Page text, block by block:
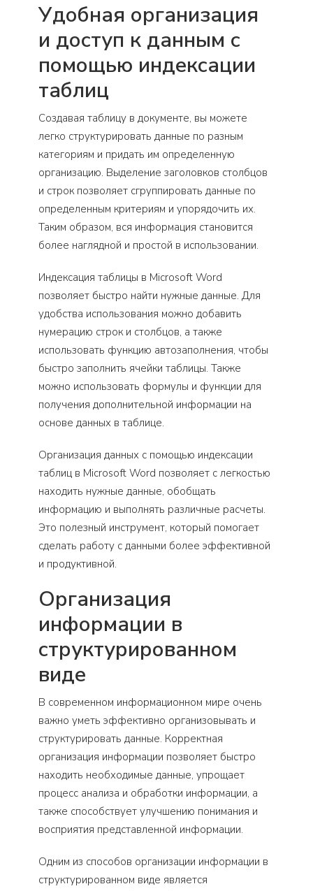
Удобная организация
и доступ к данным с
помощью индексации
таблиц
Создавая таблицу в документе, вы можете
легко структурировать данные по разным
категориям и придать им определенную
организацию. Выделение заголовков столбцов
и строк позволяет сгруппировать данные по
определенным критериям и упорядочить их.
Таким образом, вся информация становится
более наглядной и простой в использовании.
Индексация таблицы в Microsoft Word
позволяет быстро найти нужные данные. Для
удобства использования можно добавить
нумерацию строк и столбцов, а также
использовать функцию автозаполнения, чтобы
быстро заполнить ячейки таблицы. Также
можно использовать формулы и функции для
получения дополнительной информации на
основе данных в таблице.
Организация данных с помощью индексации
таблиц в Microsoft Word позволяет с легкостью
находить нужные данные, обобщать
информацию и выполнять различные расчеты.
Это полезный инструмент, который помогает
сделать работу с данными более эффективной
и продуктивной.
Организация
информации в
структурированном
виде
В современном информационном мире очень
важно уметь эффективно организовывать и
структурировать данные. Корректная
организация информации позволяет быстро
находить необходимые данные, упрощает
процесс анализа и обработки информации, а
также способствует улучшению понимания и
восприятия представленной информации.
Одним из способов организации информации в
структурированном виде является